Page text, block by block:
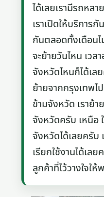
ได้เลยเรามีรถหล
เราเปิดให้บริการ
กันตลอดทั้งเดือน
จะย้ายวันไหน เวล
จังหวัดไหนก็ได้เล
ย้ายจากกรุงเทพ
ข้ามจังหวัด เราย้า
จังหวัดครับ เหนือ
จังหวัดได้เลยครับ
เรียกใช้งานได้เ
ลูกค้าที่ไว้วางใจให้